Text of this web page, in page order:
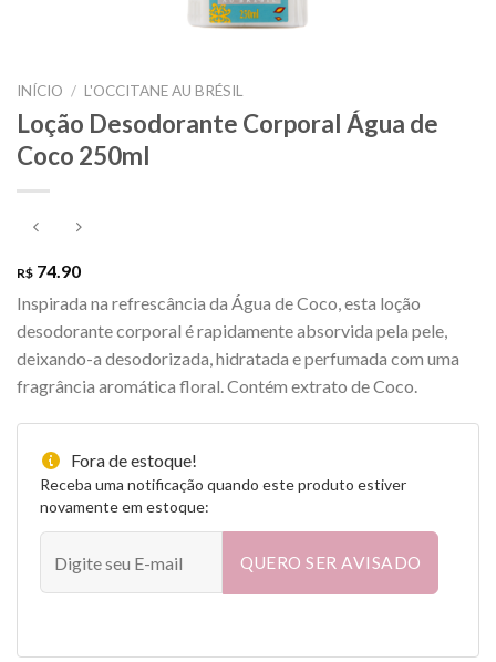
INÍCIO / L'OCCITANE AU BRÉSIL
Loção Desodorante Corporal Água de
Coco 250ml
R$ 74.90
Inspirada na refrescância da Água de Coco, esta loção
desodorante corporal é rapidamente absorvida pela pele,
deixando-a desodorizada, hidratada e perfumada com uma
fragrância aromática floral. Contém extrato de Coco.
Fora de estoque!
Receba uma notificação quando este produto estiver
novamente em estoque:
QUERO SER AVISADO